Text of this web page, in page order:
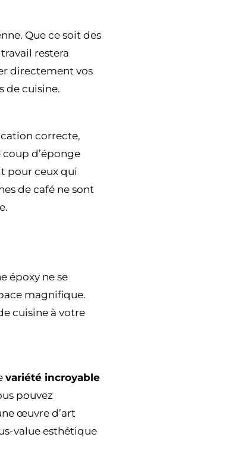
Que ce soit des
restera
directement vos
de cuisine.
correcte,
d’éponge
pour ceux qui
de café ne sont
époxy ne se
magnifique.
cuisine à votre
variété incroyable
pouvez
œuvre d’art
value esthétique